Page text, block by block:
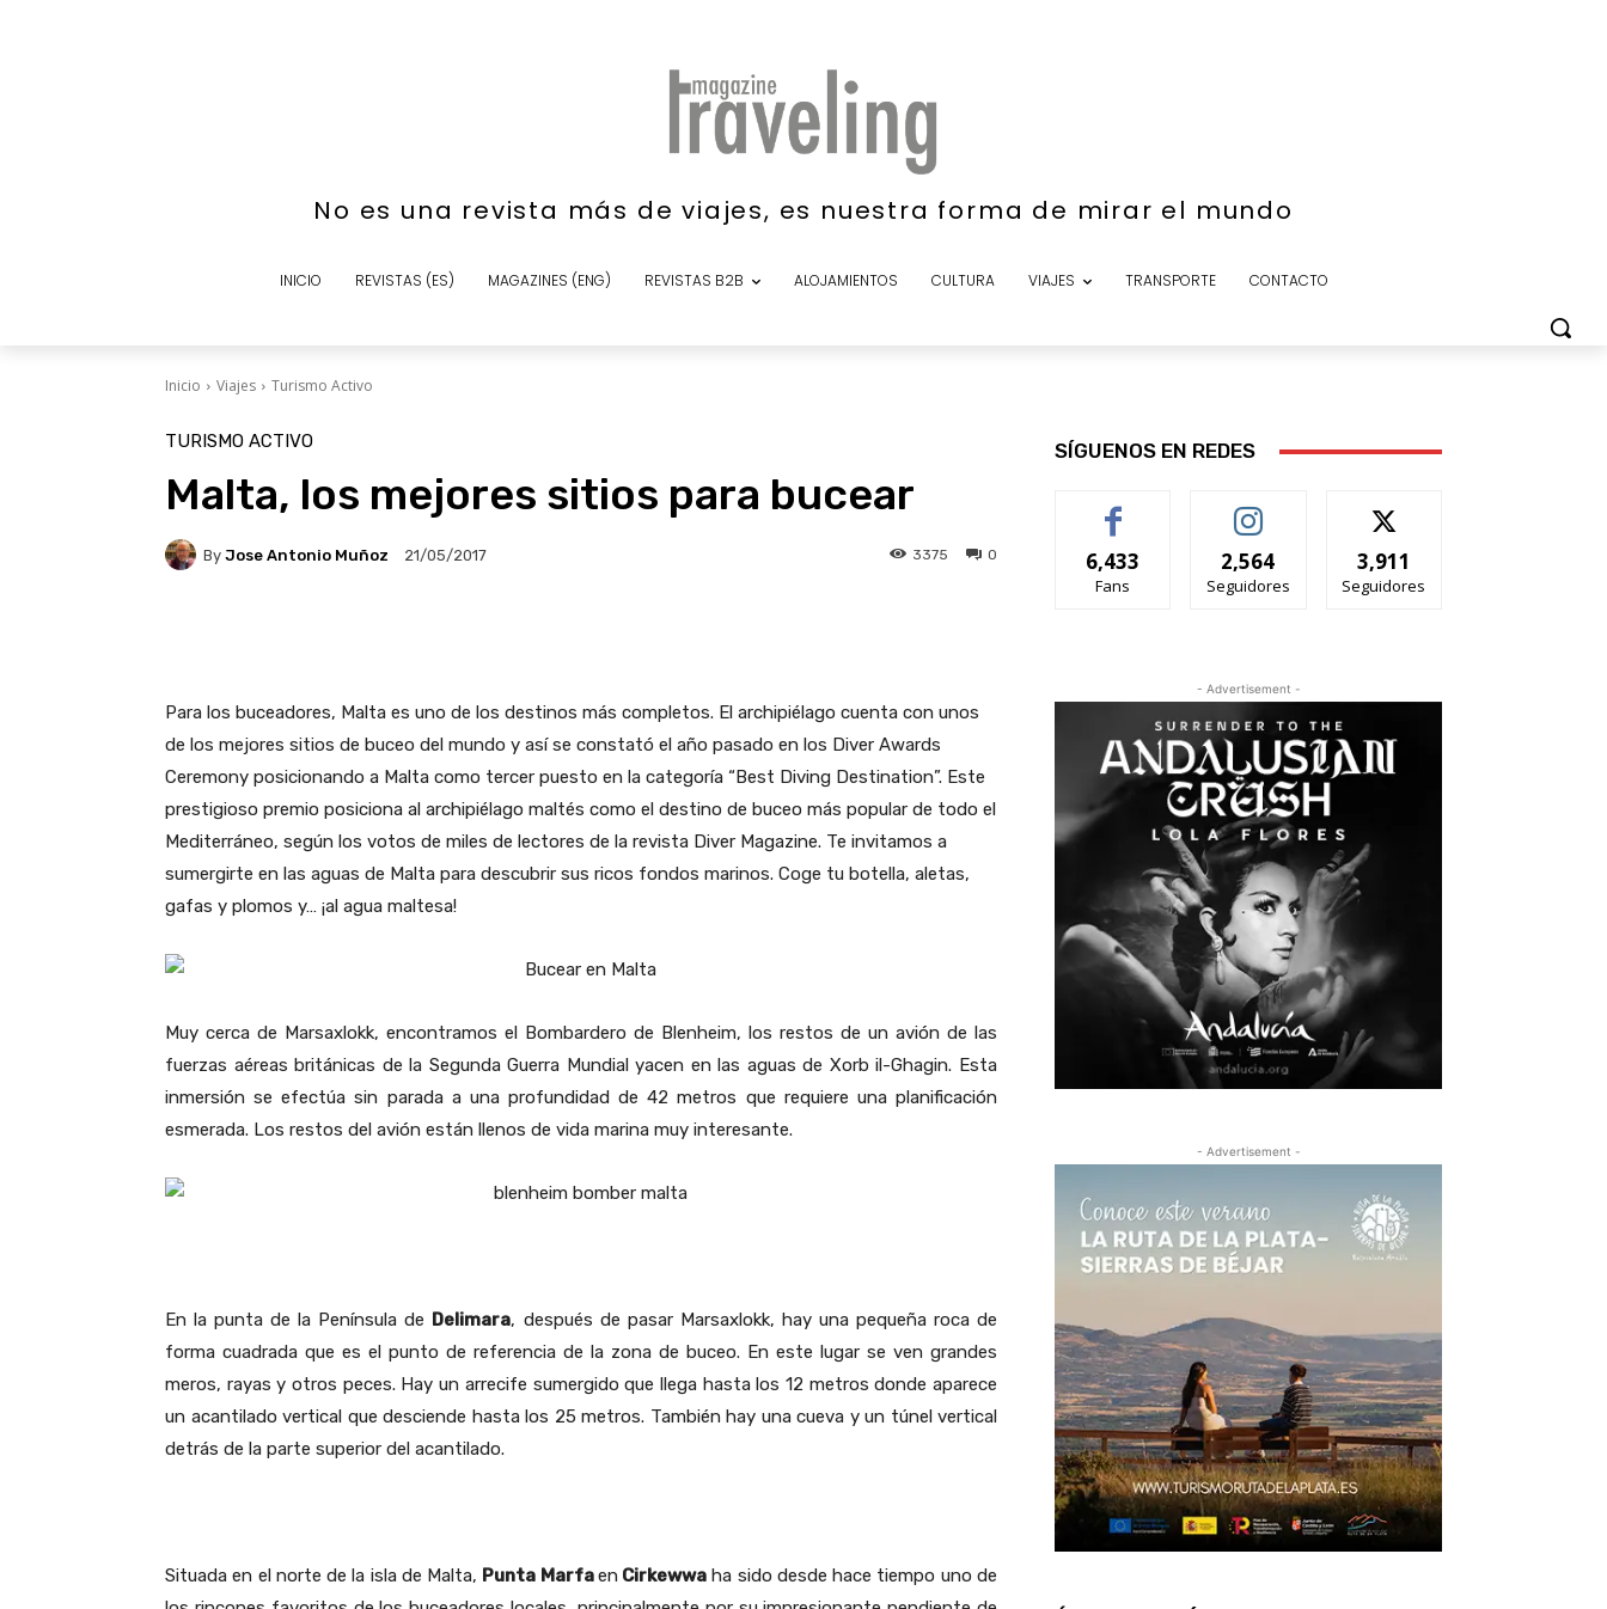
No es una revista más de viajes, es nuestra forma de mirar el mundo
INICIO REVISTAS (ES) MAGAZINES (ENG) REVISTAS B2B ALOJAMIENTOS CULTURA VIAJES TRANSPORTE CONTACTO
Inicio Viajes Turismo Activo
TURISMO ACTIVO
Malta, los mejores sitios para bucear
By Jose Antonio Muñoz 21/05/2017 0
3375
Para los buceadores, Malta es uno de los destinos más completos. El archipiélago cuenta con unos
de los mejores sitios de buceo del mundo y así se constató el año pasado en los Diver Awards
Ceremony posicionando a Malta como tercer puesto en la categoría “Best Diving Destination”. Este
prestigioso premio posiciona al archipiélago maltés como el destino de buceo más popular de todo el
Mediterráneo, según los votos de miles de lectores de la revista Diver Magazine. Te invitamos a
sumergirte en las aguas de Malta para descubrir sus ricos fondos marinos. Coge tu botella, aletas,
gafas y plomos y… ¡al agua maltesa!
Muy cerca de Marsaxlokk, encontramos el Bombardero de Blenheim, los restos de un avión de las
fuerzas aéreas británicas de la Segunda Guerra Mundial yacen en las aguas de Xorb il-Ghagin. Esta
inmersión se efectúa sin parada a una profundidad de 42 metros que requiere una planificación
esmerada. Los restos del avión están llenos de vida marina muy interesante.
En la punta de la Península de Delimara, después de pasar Marsaxlokk, hay una pequeña roca de
forma cuadrada que es el punto de referencia de la zona de buceo. En este lugar se ven grandes
meros, rayas y otros peces. Hay un arrecife sumergido que llega hasta los 12 metros donde aparece
un acantilado vertical que desciende hasta los 25 metros. También hay una cueva y un túnel vertical
detrás de la parte superior del acantilado.
Situada en el norte de la isla de Malta, Punta MarfaenCirkewwa ha sido desde hace tiempo uno de
SÍGUENOS EN REDES
6,433
Fans
2,564
Seguidores
3,911
Seguidores
- Advertisement -
- Advertisement -